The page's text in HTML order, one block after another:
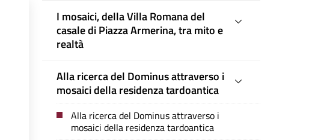
I mosaici, della Villa Romana del
casale di Piazza Armerina, tra mito e
realtà
Alla ricerca del Dominus attraverso i
mosaici della residenza tardoantica
Alla ricerca del Dominus attraverso i
mosaici della residenza tardoantica